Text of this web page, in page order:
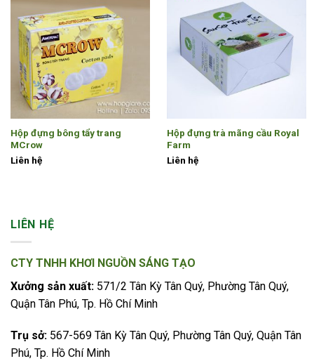
Hộp đựng bông tẩy trang
MCrow
Liên hệ
Hộp đựng trà mãng cầu Royal
Farm
Liên hệ
LIÊN HỆ
CTY TNHH KHƠI NGUỒN SÁNG TẠO
Xưởng sản xuất: 571/2 Tân Kỳ Tân Quý, Phường Tân Quý,
Quận Tân Phú, Tp. Hồ Chí Minh
Trụ sở: 567-569 Tân Kỳ Tân Quý, Phường Tân Quý, Quận Tân
Phú, Tp. Hồ Chí Minh